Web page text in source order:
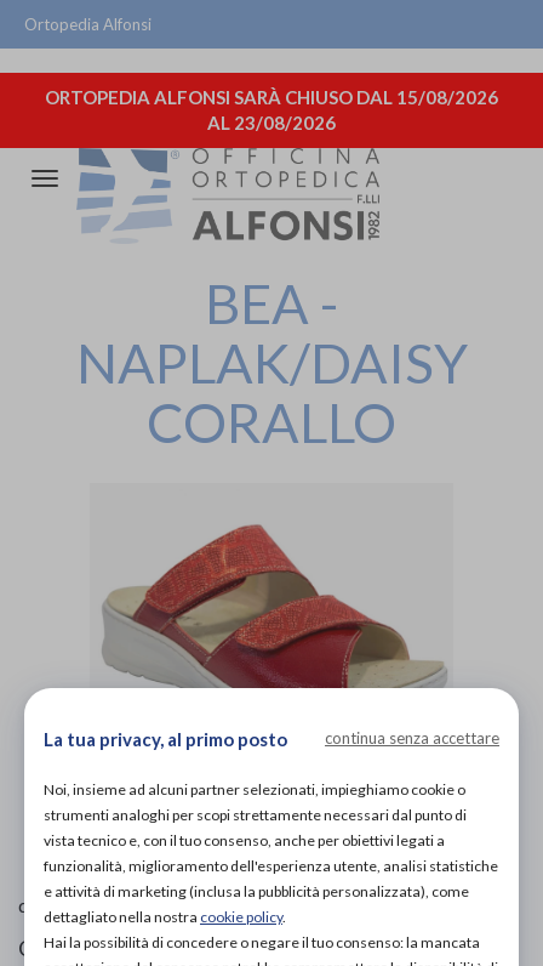
Ortopedia Alfonsi
ORTOPEDIA ALFONSI SARÀ CHIUSO DAL 15/08/2026
AL 23/08/2026
Attiva/disattiva
navigazione
BEA -
NAPLAK/DAISY
CORALLO
L'immagine è puramenteindicativae potrebbe non
rispecchiare appieno le caratteristiche del prodotto.
di Ecosanit
Ciabatte ortopediche donna
La tua privacy, al primo posto continua senza accettare
Noi, insieme ad alcuni partner selezionati, impieghiamo cookie o
strumenti analoghi per scopi strettamente necessari dal punto di
vista tecnico e, con il tuo consenso, anche per obiettivi legati a
funzionalità, miglioramento dell'esperienza utente, analisi statistiche
e attività di marketing (inclusa la pubblicità personalizzata), come
dettagliato nella nostra cookie policy.
Hai la possibilità di concedere o negare il tuo consenso: la mancata